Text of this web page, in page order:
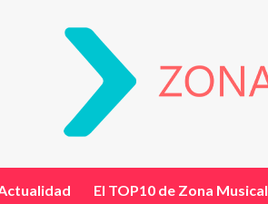
El TOP10 de Zona Musical